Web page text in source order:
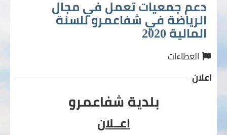
دعم جمعيات تعمل في مجال
الرياضة في شفاعمرو للسنة
المالية 2020
العطاءات
اعلان
بلدية شفاعمرو
اعــلان